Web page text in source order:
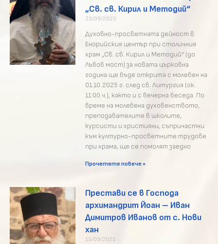
„Св. св. Кирил и Методий“
23/09/2025
Духовно-просветната дейност в
Енорийския център при столичния
храм „Св. св. Кирил и Методий“ (до
Лъвов мост) за новата църковна
година ще бъде открита с молебен на
01.10.2025 г. след св. Литургия (ок.
11:00 ч.), както и с вечерна беседа. По
време на молебена духовенството,
преподавателите в школите,
курсисти и християни, съпричастни
към културно-просветните трудове
при храма, ще се помолят заедно
Прочетете повече »
Престави се в Господа
архимандрит Йоан – Иван
Димитров Иванов от с. Нови
хан
15/09/2025